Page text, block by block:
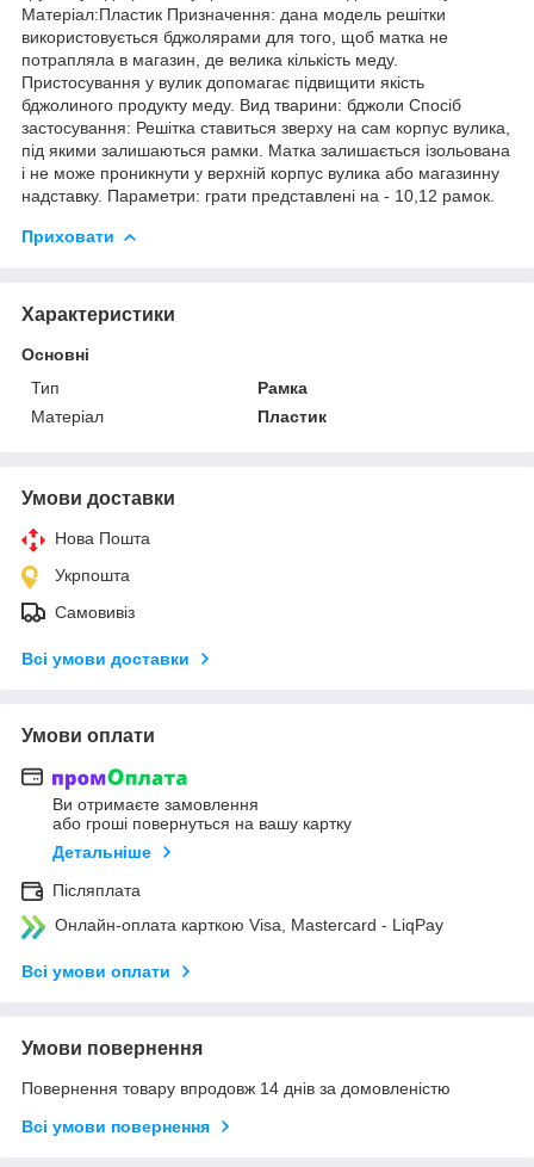
Матеріал:Пластик Призначення: дана модель решітки
використовується бджолярами для того, щоб матка не
потрапляла в магазин, де велика кількість меду.
Пристосування у вулик допомагає підвищити якість
бджолиного продукту меду. Вид тварини: бджоли Спосіб
застосування: Решітка ставиться зверху на сам корпус вулика,
під якими залишаються рамки. Матка залишається ізольована
і не може проникнути у верхній корпус вулика або магазинну
надставку. Параметри: грати представлені на - 10,12 рамок.
Приховати
Характеристики
Основні
Тип
Рамка
Матеріал
Пластик
Умови доставки
Нова Пошта
Укрпошта
Самовивіз
Всі умови доставки
Умови оплати
Ви отримаєте замовлення
або гроші повернуться на вашу картку
Детальніше
Післяплата
Онлайн-оплата карткою Visa, Mastercard - LiqPay
Всі умови оплати
Умови повернення
Повернення товару впродовж 14 днів за домовленістю
Всі умови повернення